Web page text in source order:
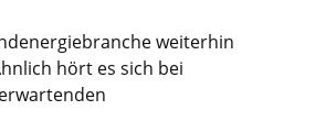
weiterhin
hört es sich bei